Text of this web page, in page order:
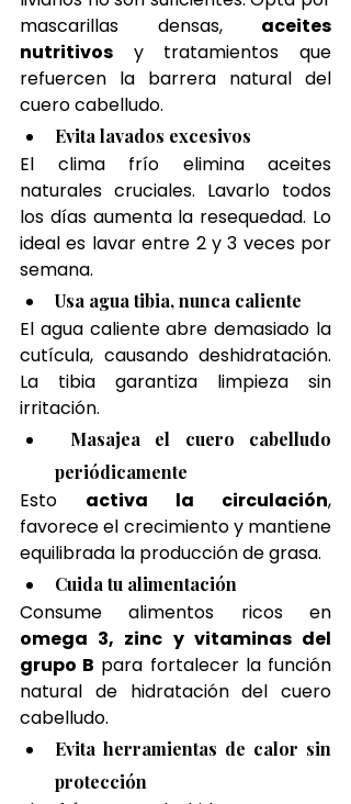
mascarillas densas, aceites
nutritivos y tratamientos que
refuercen la barrera natural del
cuero cabelludo.
Evita lavados excesivos
El clima frío elimina aceites
naturales cruciales. Lavarlo todos
los días aumenta la resequedad. Lo
ideal es lavar entre 2 y 3 veces por
semana.
Usa agua tibia, nunca caliente
El agua caliente abre demasiado la
cutícula, causando deshidratación.
La tibia garantiza limpieza sin
irritación.
Masajea el cuero cabelludo
periódicamente
Esto activa la circulación,
favorece el crecimiento y mantiene
equilibrada la producción de grasa.
Cuida tu alimentación
omega 3, zinc y vitaminas del
grupo B para fortalecer la función
natural de hidratación del cuero
cabelludo.
Evita herramientas de calor sin
protección